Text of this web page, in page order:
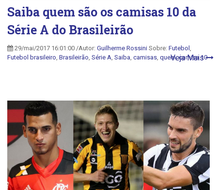
Saiba quem são os camisas 10 da
Série A do Brasileirão
29/mai/2017 16:01:00 /Autor: Guilherme Rossini Sobre: Futebol
Futebol brasileiro Brasileirão Série A Saiba camisas quem,camisa 10
Veja Mais